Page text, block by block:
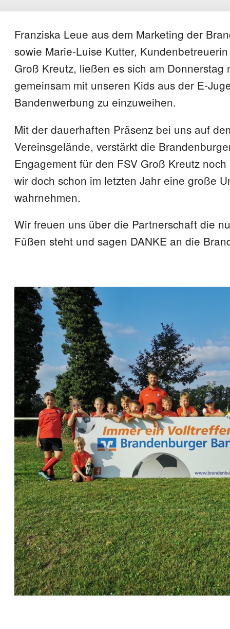
Franziska Leue aus dem Marketing der
sowie Marie-Luise Kutter,
Groß Kreutz, ließen es sich am Donnerstag
gemeinsam mit unseren Kids aus der E-
Bandenwerbung zu einzuweihen.
Mit der dauerhaften Präsenz bei uns auf
Vereinsgelände, verstärkt die
Engagement für den FSV Groß Kreutz
wir doch schon im letzten Jahr eine große
wahrnehmen.
Wir freuen uns über die Partnerschaft die
Füßen steht und sagen DANKE an die